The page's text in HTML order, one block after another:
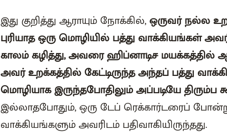
இது குறித்து ஆராயும் நோக்கில்,ஒருவர் நல்ல
புரியாத ஒரு மொழியில் பத்து வாக்கியங்கள்
காலம் கழித்து, அவரை ஹிப்னாடிச
அவர் உறக்கத்தில் கேட்டிருந்த அந்தப் பத்து
மொழியாக இருந்தபோதிலும் அப்படியே திரும்ப
இல்லாதபோதும், ஒரு டேப் ரெக்கார்டரைப்
வாக்கியங்களும் அவரிடம் பதிவாகியிருந்தது.